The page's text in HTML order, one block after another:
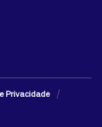
Privacidade